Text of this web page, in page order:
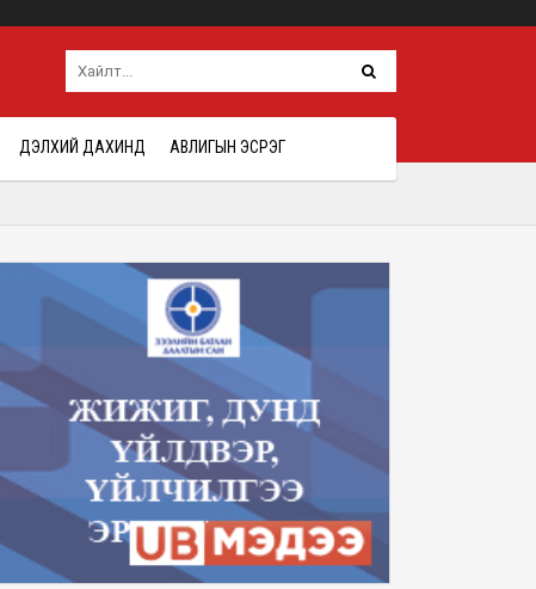
ДЭЛХИЙ ДАХИНД АВЛИГЫН ЭСРЭГ